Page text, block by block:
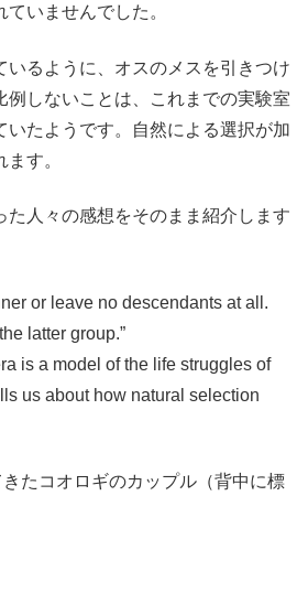
いませんでした。
いるように、オスのメスを引きつけ
例しないことは、これまでの実験室
いたようです。自然による選択が加
す。
た人々の感想をそのまま紹介します
or leave no descendants at all.
latter group.”
is a model of the life struggles of
us about how natural selection
たコオロギのカップル（背中に標